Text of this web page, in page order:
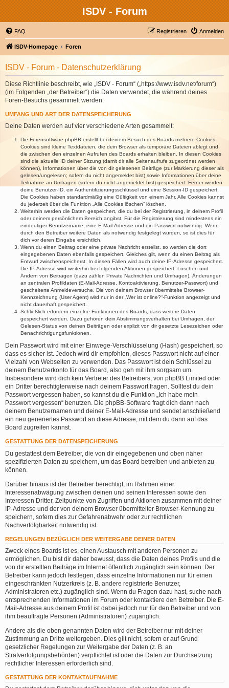
ISDV - Forum
FAQ Anmelden
Registrieren
ISDV-Homepage Foren
ISDV - Forum - Datenschutzerklärung
Diese Richtlinie beschreibt, wie „ISDV - Forum“ („https://www.isdv.net/forum“)
(im Folgenden „der Betreiber“) die Daten verwendet, die während deines
Foren-Besuchs gesammelt werden.
UMFANG UND ART DER DATENSPEICHERUNG
Deine Daten werden auf vier verschiedene Arten gesammelt:
Die Forensoftware phpBB erstellt bei deinem Besuch des Boards mehrere Cookies.
Cookies sind kleine Textdateien, die dein Browser als temporäre Dateien ablegt und
die zwischen den einzelnen Aufrufen des Boards erhalten bleiben. In diesen Cookies
sind die aktuelle ID deiner Sitzung (damit dir alle Seitenaufrufe zugeordnet werden
können), Informationen über die von dir gelesenen Beiträge (zur Markierung dieser als
gelesen/ungelesen; sofern du nicht angemeldet bist) sowie Informationen über deine
Teilnahme an Umfragen (sofern du nicht angemeldet bist) gespeichert. Ferner werden
deine Benutzer-ID, ein Authentifizierungsschlüssel und eine Session-ID gespeichert.
Die Cookies haben standardmäßig eine Gültigkeit von einem Jahr. Alle Cookies kannst
du jederzeit über die Funktion „Alle Cookies löschen“ löschen.
Weiterhin werden die Daten gespeichert, die du bei der Registrierung, in deinem Profil
oder deinem persönlichem Bereich angibst. Für die Registrierung sind mindestens ein
eindeutiger Benutzername, eine E-Mail-Adresse und ein Passwort notwendig. Wenn
durch den Betreiber weitere Daten als notwendig festgelegt wurden, so ist dies für
dich vor deren Eingabe ersichtlich.
Wenn du einen Beitrag oder eine private Nachricht erstellst, so werden die dort
eingegebenen Daten ebenfalls gespeichert. Gleiches gilt, wenn du einen Beitrag als
Entwurf zwischenspeicherst. In diesen Fällen wird auch deine IP-Adresse gespeichert.
Die IP-Adresse wird weiterhin bei folgenden Aktionen gespeichert: Löschen und
Ändern von Beiträgen (dazu zählen Private Nachrichten und Umfragen), Änderungen
an zentralen Profildaten (E-Mail-Adresse, Kontoaktivierung, Benutzer-Passwort) und
gescheiterte Anmeldeversuche. Die von deinem Browser übermittelte Browser-
Kennzeichnung (User Agent) wird nur in der „Wer ist online?“-Funktion angezeigt und
nicht dauerhaft gespeichert.
Schließlich erfordern einzelne Funktionen des Boards, dass weitere Daten
gespeichert werden. Dazu gehören dein Abstimmungsverhalten bei Umfragen, der
Gelesen-Status von deinen Beiträgen oder explizit von dir gesetzte Lesezeichen oder
Benachrichtigungsfunktionen.
Dein Passwort wird mit einer Einwege-Verschlüsselung (Hash) gespeichert, so
dass es sicher ist. Jedoch wird dir empfohlen, dieses Passwort nicht auf einer
Vielzahl von Webseiten zu verwenden. Das Passwort ist dein Schlüssel zu
deinem Benutzerkonto für das Board, also geh mit ihm sorgsam um.
Insbesondere wird dich kein Vertreter des Betreibers, von phpBB Limited oder
ein Dritter berechtigterweise nach deinem Passwort fragen. Solltest du dein
Passwort vergessen haben, so kannst du die Funktion „Ich habe mein
Passwort vergessen“ benutzen. Die phpBB-Software fragt dich dann nach
deinem Benutzernamen und deiner E-Mail-Adresse und sendet anschließend
ein neu generiertes Passwort an diese Adresse, mit dem du dann auf das
Board zugreifen kannst.
GESTATTUNG DER DATENSPEICHERUNG
Du gestattest dem Betreiber, die von dir eingegebenen und oben näher
spezifizierten Daten zu speichern, um das Board betreiben und anbieten zu
können.
Darüber hinaus ist der Betreiber berechtigt, im Rahmen einer
Interessenabwägung zwischen deinen und seinen Interessen sowie den
Interessen Dritter, Zeitpunkte von Zugriffen und Aktionen zusammen mit deiner
IP-Adresse und der von deinem Browser übermittelter Browser-Kennung zu
speichern, sofern dies zur Gefahrenabwehr oder zur rechtlichen
Nachverfolgbarkeit notwendig ist.
REGELUNGEN BEZÜGLICH DER WEITERGABE DEINER DATEN
Zweck eines Boards ist es, einen Austausch mit anderen Personen zu
ermöglichen. Du bist dir daher bewusst, dass die Daten deines Profils und die
von dir erstellten Beiträge im Internet öffentlich zugänglich sein können. Der
Betreiber kann jedoch festlegen, dass einzelne Informationen nur für einen
eingeschränkten Nutzerkreis (z. B. andere registrierte Benutzer,
Administratoren etc.) zugänglich sind. Wenn du Fragen dazu hast, suche nach
entsprechenden Informationen im Forum oder kontaktiere den Betreiber. Die E-
Mail-Adresse aus deinem Profil ist dabei jedoch nur für den Betreiber und von
ihm beauftragte Personen (Administratoren) zugänglich.
Andere als die oben genannten Daten wird der Betreiber nur mit deiner
Zustimmung an Dritte weitergeben. Dies gilt nicht, sofern er auf Grund
gesetzlicher Regelungen zur Weitergabe der Daten (z. B. an
Strafverfolgungsbehörden) verpflichtet ist oder die Daten zur Durchsetzung
rechtlicher Interessen erforderlich sind.
GESTATTUNG DER KONTAKTAUFNAHME